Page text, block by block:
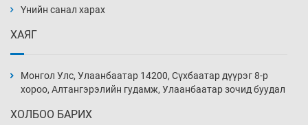
нэмэгджээ
Уржигдар 13 цаг 30 мин
Үнийн санал харах
ХАЯГ
Монгол Улс, Улаанбаатар 14200, Сүхбаатар дүүрэг 8-р
хороо, Алтангэрэлийн гудамж, Улаанбаатар зочид буудал
ХОЛБОО БАРИХ